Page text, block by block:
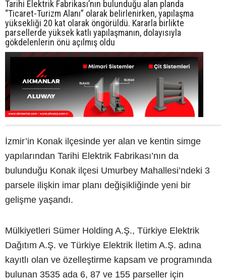
Tarihi Elektrik Fabrikası’nın bulunduğu alan planda
“Ticaret-Turizm Alanı” olarak belirlenirken, yapılaşma
yüksekliği 20 kat olarak öngörüldü. Kararla birlikte
parsellerde yüksek katlı yapılaşmanın, dolayısıyla
gökdelenlerin önü açılmış oldu
İzmir’in Konak ilçesinde yer alan ve kentin simge
yapılarından Tarihi Elektrik Fabrikası’nın da
bulunduğu Konak ilçesi Umurbey Mahallesi’ndeki 3
parsele ilişkin imar planı değişikliğinde yeni bir
gelişme yaşandı.
Mülkiyetleri Sümer Holding A.Ş., Türkiye Elektrik
Dağıtım A.Ş. ve Türkiye Elektrik İletim A.Ş. adına
kayıtlı olan ve özelleştirme kapsam ve programında
bulunan 3535 ada 6, 87 ve 155 parseller için